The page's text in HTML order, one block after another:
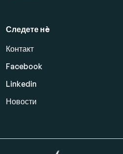
Следете нè
Контакт
Facebook
Linkedin
Новости